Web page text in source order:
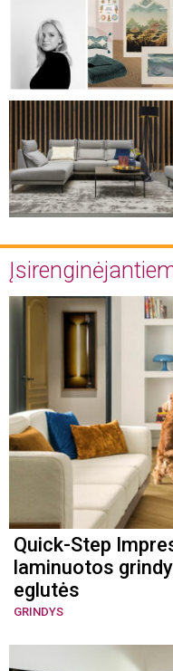
Quick-Step
laminuotos
eglutės
GRINDYS